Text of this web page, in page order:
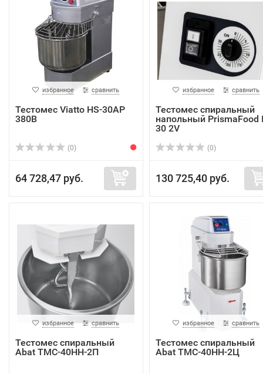
избранное сравнить
Тестомес Viatto HS-30AP
380В
(0)
64 728,47 руб.
избранное сравнить
Тестомес спиральный
напольный PrismaFood
30 2V
(0)
130 725,40 руб.
избранное сравнить
Тестомес спиральный
Abat ТМС-40НН-2П
избранное сравнить
Тестомес спиральный
Abat ТМС-40НН-2Ц